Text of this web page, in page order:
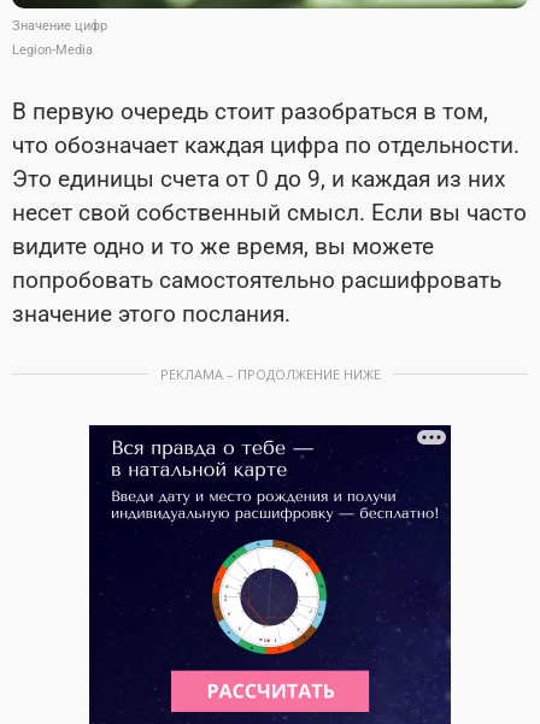
Значение цифр
Legion-Media
В первую очередь стоит разобраться в том,
что обозначает каждая цифра по отдельности.
Это единицы счета от 0 до 9, и каждая из них
несет свой собственный смысл. Если вы часто
видите одно и то же время, вы можете
попробовать самостоятельно расшифровать
значение этого послания.
РЕКЛАМА – ПРОДОЛЖЕНИЕ НИЖЕ